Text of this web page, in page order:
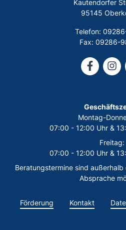
Kautendorfer
95145
Telefon:
Fax: 09286-
Montag-
07:00 - 12:00 Uhr &
Freitag:
07:00 - 12:00 Uhr &
Beratungstermine sind
Absprache
Förderung Kontakt